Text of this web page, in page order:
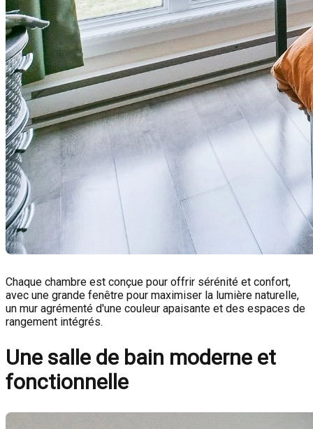
Chaque chambre est conçue pour offrir sérénité et confort,
avec une grande fenêtre pour maximiser la lumière naturelle,
un mur agrémenté d'une couleur apaisante et des espaces de
rangement intégrés.
Une salle de bain moderne et
fonctionnelle